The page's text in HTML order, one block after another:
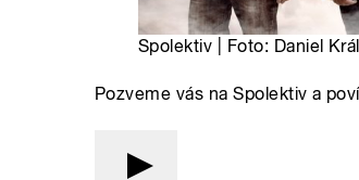
Spolektiv | Foto: Daniel Král
Pozveme vás na Spolektiv a